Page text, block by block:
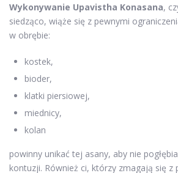
Wykonywanie Upavistha Konasana,
siedząco, wiąże się z pewnymi
w obrębie:
kostek,
bioder,
klatki piersiowej,
miednicy,
kolan
powinny unikać tej asany, aby nie
kontuzji. Również ci, którzy zmagają się z